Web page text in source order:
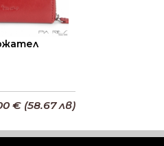
€ (58.67 лв)